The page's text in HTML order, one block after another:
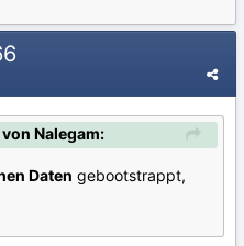
Nalegam:
Daten gebootstrappt,